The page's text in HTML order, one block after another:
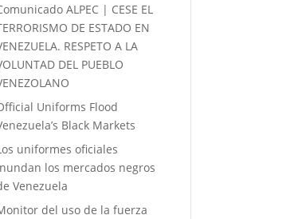
ALPEC | CESE EL
DE ESTADO EN
RESPETO A LA
DEL PUEBLO
Uniforms Flood
Black Markets
uniformes oficiales
los mercados negros
Venezuela
del uso de la fuerza